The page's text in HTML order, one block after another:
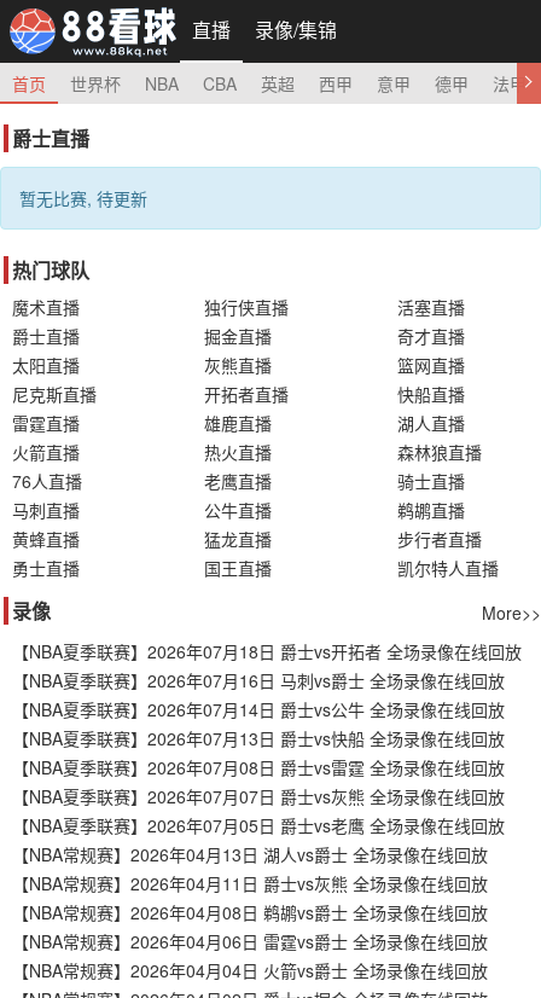
直播 录像/集锦
首页 世界杯 NBA CBA 英超 西甲 意甲 德甲 法甲
爵士直播
暂无比赛, 待更新
热门球队
魔术直播 独行侠直播
活塞直播
爵士直播
掘金直播
奇才直播
太阳直播
灰熊直播
篮网直播
尼克斯直播
开拓者直播
快船直播
雷霆直播
雄鹿直播
湖人直播
火箭直播
热火直播
森林狼直播
76人直播
老鹰直播
骑士直播
马刺直播
公牛直播
鹈鹕直播
黄蜂直播
猛龙直播
步行者直播
勇士直播
国王直播 凯尔特人直播
录像
More>>
【NBA夏季联赛】2026年07月18日 爵士vs开拓者 全场录像在线回放
【NBA夏季联赛】2026年07月16日 马刺vs爵士 全场录像在线回放
【NBA夏季联赛】2026年07月14日 爵士vs公牛 全场录像在线回放
【NBA夏季联赛】2026年07月13日 爵士vs快船 全场录像在线回放
【NBA夏季联赛】2026年07月08日 爵士vs雷霆 全场录像在线回放
【NBA夏季联赛】2026年07月07日 爵士vs灰熊 全场录像在线回放
【NBA夏季联赛】2026年07月05日 爵士vs老鹰 全场录像在线回放
【NBA常规赛】2026年04月13日 湖人vs爵士 全场录像在线回放
【NBA常规赛】2026年04月11日 爵士vs灰熊 全场录像在线回放
【NBA常规赛】2026年04月08日 鹈鹕vs爵士 全场录像在线回放
【NBA常规赛】2026年04月06日 雷霆vs爵士 全场录像在线回放
【NBA常规赛】2026年04月04日 火箭vs爵士 全场录像在线回放